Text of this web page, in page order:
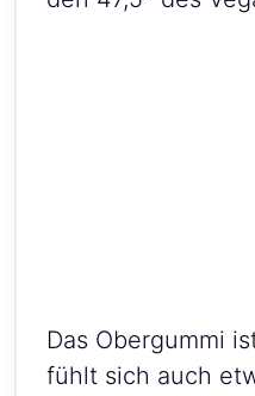
Das Obergummi
fühlt sich auch